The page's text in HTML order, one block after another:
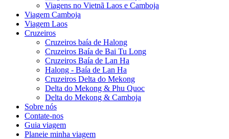
Viagens no Vietnã Laos e Camboja
Viagem Camboja
Viagem Laos
Cruzeiros
Cruzeiros baía de Halong
Cruzeiros Baía de Bai Tu Long
Cruzeiros Baía de Lan Ha
Halong - Baía de Lan Ha
Cruzeiros Delta do Mekong
Delta do Mekong & Phu Quoc
Delta do Mekong & Camboja
Sobre nós
Contate-nos
Guia viagem
Planeie minha viagem